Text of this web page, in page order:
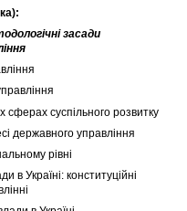
засади
суспільного розвитку
державного управління
рівні
в Україні: конституційні